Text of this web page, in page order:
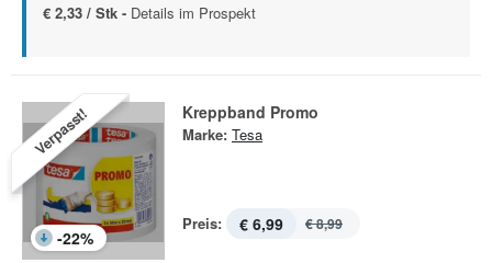
€ 2,33 / Stk - Details im Prospekt
Verpasst!
-22%
Kreppband Promo
Marke: Tesa
Preis: € 6,99 € 8,99